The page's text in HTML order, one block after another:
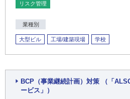
リスク管理
業種別
大型ビル 工場/建築現場 学校
BCP（事業継続計画）対策 （「
ービス」）